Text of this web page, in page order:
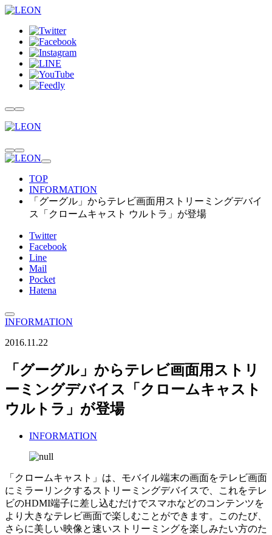
TOP
INFORMATION
「グーグル」からテレビ画面用ストリーミングデバイ
ス「クロームキャスト ウルトラ」が登場
Twitter
Facebook
Line
Mail
Pocket
Hatena
INFORMATION
2016.11.22
「グーグル」からテレビ画面用ストリ
ーミングデバイス「クロームキャスト
ウルトラ」が登場
INFORMATION
「クロームキャスト」は、モバイル端末の画面をテレビ画面
にミラーリンクするストリーミングデバイスで、これをテレ
ビのHDMI端子に差し込むだけでスマホなどのコンテンツを
より大きなテレビ画面で楽しむことができます。このたび、
さらに美しい映像と速いストリーミングを楽しみたい方のた